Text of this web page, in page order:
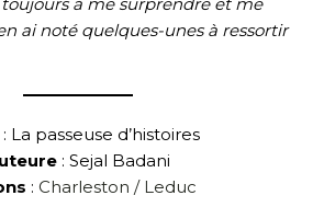
ai noté quelques-unes à ressortir
La passeuse d’histoires
: Sejal Badani
: Charleston / Leduc